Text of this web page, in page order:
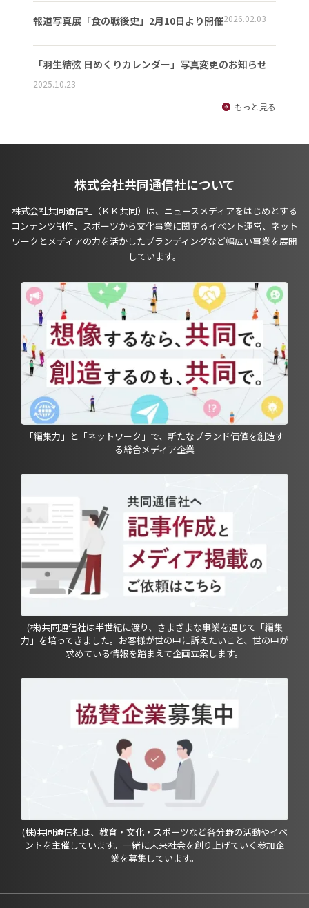
報道写真展「食の戦後史」2月10日より開催2026.02.03
「羽生結弦 日めくりカレンダー」写真変更のお知らせ
2025.10.23
もっと見る
株式会社共同通信社について
株式会社共同通信社（ＫＫ共同）は、ニュースメディアをはじめとする
コンテンツ制作、スポーツから文化事業に関するイベント運営、ネット
ワークとメディアの力を活かしたブランディングなど幅広い事業を展開
しています。
「編集力」と「ネットワーク」で、新たなブランド価値を創造す
る総合メディア企業
(株)共同通信社は半世紀に渡り、さまざまな事業を通じて「編集
力」を培ってきました。お客様が世の中に訴えたいこと、世の中が
求めている情報を踏まえて企画立案します。
(株)共同通信社は、教育・文化・スポーツなど各分野の活動やイベ
ントを主催しています。一緒に未来社会を創り上げていく参加企
業を募集しています。